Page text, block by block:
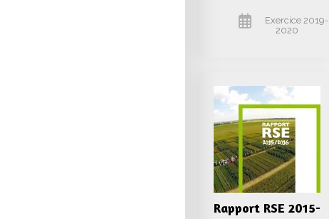
Exercice 2019-
2020
Rapport RSE 2015-